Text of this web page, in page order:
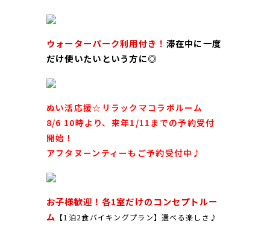
ウォーターパーク利用付き！ 滞在中に一度
だけ使いたいという方に◎
ぬい活応援☆リラックマコラボルーム
8/6 10時より、来年1/11までの予約受付
開始！
アフタヌーンティーもご予約受付中♪
お子様歓迎！各1室だけのコンセプトルー
ム 【1泊2食バイキングプラン】選べる楽しさ♪